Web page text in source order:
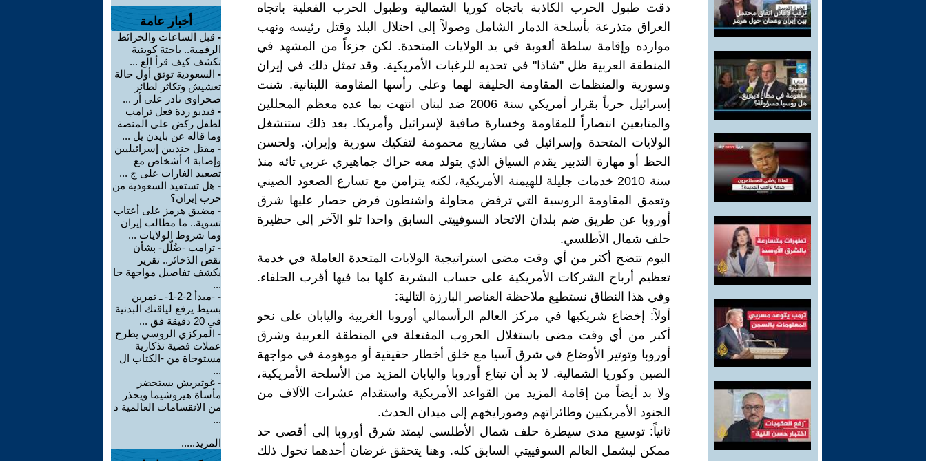
دقت طبول الحرب الكاذبة باتجاه كوريا الشمالية وطبول الحرب الفعلية باتجاه
العراق متذرعة بأسلحة الدمار الشامل وصولاً إلى احتلال البلد وقتل رئيسه ونهب
موارده وإقامة سلطة ألعوبة في يد الولايات المتحدة. لكن جزءاً من المشهد في
المنطقة العربية ظل "شاذا" في تحديه للرغبات الأمريكية. وقد تمثل ذلك في إيران
وسورية والمنظمات المقاومة الحليفة لهما وعلى رأسها المقاومة اللبنانية. شنت
إسرائيل حرباً بقرار أمريكي سنة 2006 ضد لبنان انتهت بما عده معظم المحللين
والمتابعين انتصاراً للمقاومة وخسارة صافية لإسرائيل وأمريكا. بعد ذلك ستنشغل
الولايات المتحدة وإسرائيل في مشاريع محمومة لتفكيك سورية وإيران. ولحسن
الحظ أو مهارة التدبير يقدم السياق الذي يتولد معه حراك جماهيري عربي تائه منذ
سنة 2010 خدمات جليلة للهيمنة الأمريكية، لكنه يتزامن مع تسارع الصعود الصيني
وتعمق المقاومة الروسية التي ترفض محاولة واشنطون فرض حصار عليها شرق
أوروبا عن طريق ضم بلدان الاتحاد السوفييتي السابق واحدا تلو الآخر إلى حظيرة
حلف شمال الأطلسي.
اليوم تتضح أكثر من أي وقت مضى استراتيجية الولايات المتحدة العاملة في خدمة
تعظيم أرباح الشركات الأمريكية على حساب البشرية كلها بما فيها أقرب الحلفاء.
وفي هذا النطاق نستطيع ملاحظة العناصر البارزة التالية:
أولاً: إخضاع شريكيها في مركز العالم الرأسمالي أوروبا الغربية واليابان على نحو
أكبر من أي وقت مضى باستغلال الحروب المفتعلة في المنطقة العربية وشرق
أوروبا وتوتير الأوضاع في شرق آسيا مع خلق أخطار حقيقية أو موهومة في مواجهة
الصين وكوريا الشمالية. لا بد أن تبتاع أوروبا واليابان المزيد من الأسلحة الأمريكية،
ولا بد أيضاً من إقامة المزيد من القواعد الأمريكية واستقدام عشرات الآلاف من
الجنود الأمريكيين وطائراتهم وصورايخهم إلى ميدان الحدث.
ثانياً: توسيع مدى سيطرة حلف شمال الأطلسي ليمتد شرق أوروبا إلى أقصى حد
ممكن ليشمل العالم السوفييتي السابق كله. وهنا يتحقق غرضان أحدهما تحول ذلك
أخبار عامة
- قبل الساعات والخرائط
الرقمية.. باحثة كويتية
تكشف كيف قرأ الع ...
- السعودية توثق أول حالة
تعشيش وتكاثر لطائر
صحراوي نادر على أر ...
- فيديو ردة فعل ترامب
لطفل ركض على المنصة
وما قاله عن بايدن يل ...
- مقتل جنديين إسرائيليين
وإصابة 4 أشخاص مع
تصعيد الغارات على ج ...
- هل تستفيد السعودية من
حرب إيران؟
- مضيق هرمز على أعتاب
تسوية.. ما مطالب إيران
وما شروط الولايات ...
- ترامب -ضُلّل- بشأن
نقص الذخائر.. تقرير
يكشف تفاصيل مواجهة حا
...
-
-مبدأ 2-2-1- ـ تمرين
بسيط يرفع لياقتك البدنية
في 20 دقيقة فق ...
- المركزي الروسي يطرح
عملات فضية تذكارية
مستوحاة من -الكتاب ال
...
- غوتيريش يستحضر
مأساة هيروشيما ويحذر
من الانقسامات العالمية د
...
المزيد.....